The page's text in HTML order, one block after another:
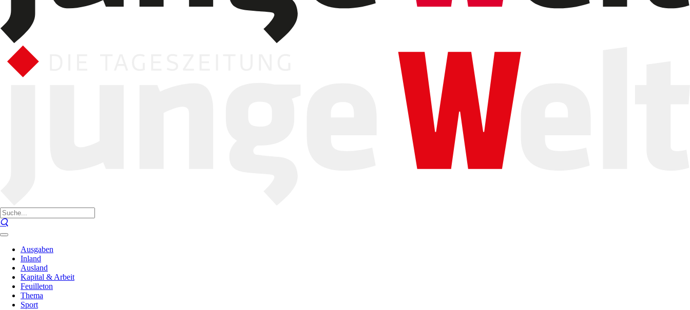
Ausgaben
Inland
Ausland
Kapital & Arbeit
Feuilleton
Thema
Sport